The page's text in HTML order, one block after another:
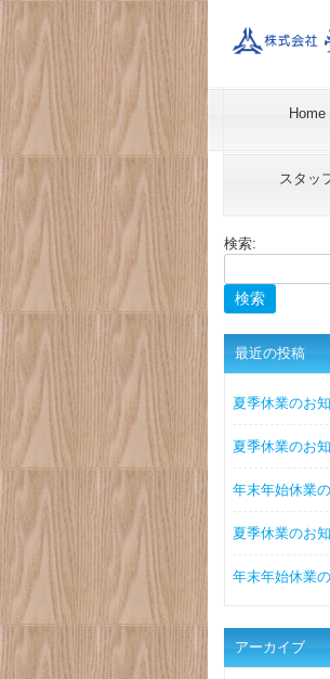
Home
スタッ
検索:
最近の投稿
夏季休業のお
夏季休業のお
年末年始休業
夏季休業のお
年末年始休業
アーカイブ